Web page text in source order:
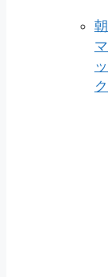
朝
マ
ッ
ク